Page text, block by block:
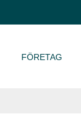
FÖRETAG